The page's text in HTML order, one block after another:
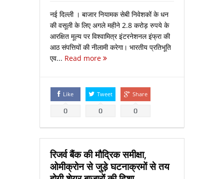
नई दिल्ली । बाजार नियामक सेबी निवेशकों के धन
की वसूली के लिए अगले महीने 2.8 करोड़ रुपये के
आरक्षित मूल्य पर विश्वामित्र इंटरनेशनल इंफ्रा की
आठ संपत्तियों की नीलामी करेगा। भारतीय प्रतिभूति
एव... Read more
Like
0
Tweet
0
Share
0
रिजर्व बैंक की मौद्रिक समीक्षा,
ओमीक्रोन से जुड़े घटनाक्रमों से तय